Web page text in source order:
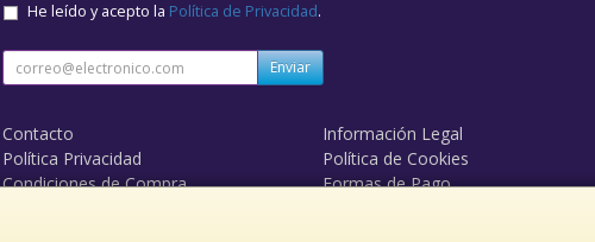
He leído y acepto la Política de Privacidad.
Enviar
Contacto
Información Legal
Política Privacidad
Política de Cookies
Condiciones de Compra
Formas de Pago